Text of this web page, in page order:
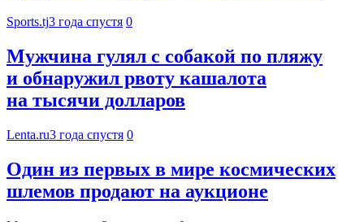
Sports.tj3 года спустя 0
Мужчина гулял с собакой по пляжу
и обнаружил рвоту кашалота
на тысячи долларов
Lenta.ru3 года спустя 0
Один из первых в мире космических
шлемов продают на аукционе